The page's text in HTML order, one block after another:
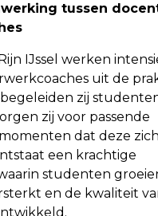
tussen
IJssel werken
uit de
zij
zij voor passende
dat deze zich
een krachtige
studenten
en de kwaliteit